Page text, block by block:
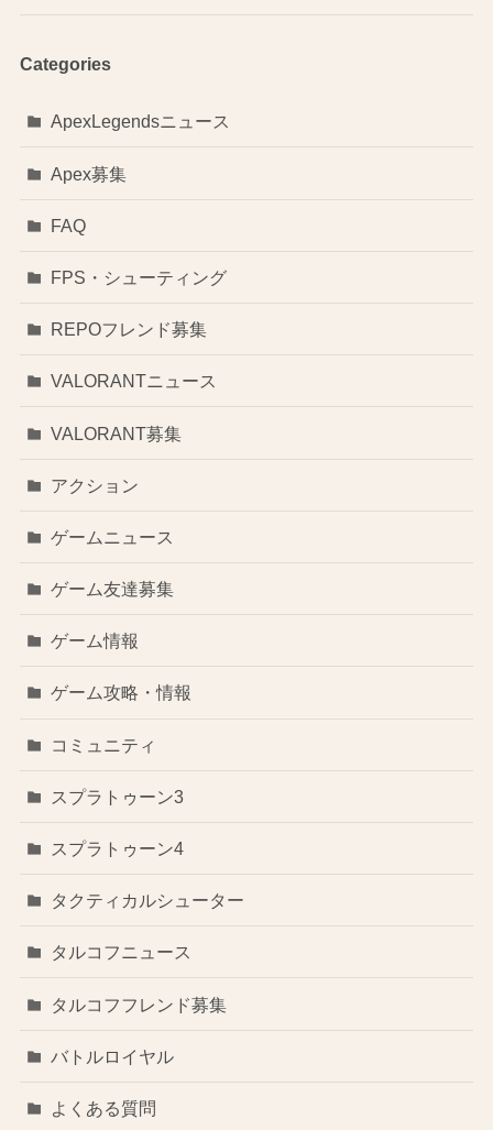
Categories
ApexLegendsニュース
Apex募集
FAQ
FPS・シューティング
REPOフレンド募集
VALORANTニュース
VALORANT募集
アクション
ゲームニュース
ゲーム友達募集
ゲーム情報
ゲーム攻略・情報
コミュニティ
スプラトゥーン3
スプラトゥーン4
タクティカルシューター
タルコフニュース
タルコフフレンド募集
バトルロイヤル
よくある質問